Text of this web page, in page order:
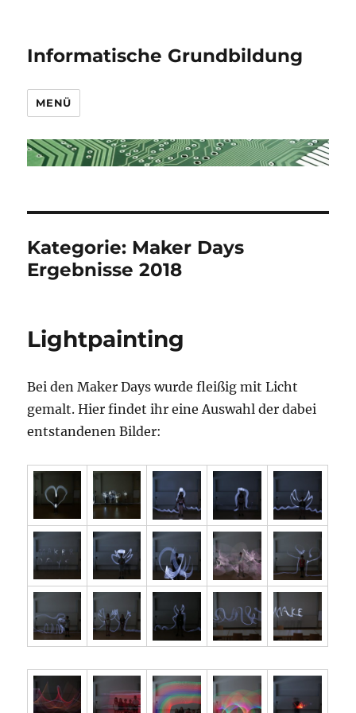
Informatische Grundbildung
MENÜ
Kategorie: Maker Days
Ergebnisse 2018
Lightpainting
Bei den Maker Days wurde fleißig mit Licht
gemalt. Hier findet ihr eine Auswahl der dabei
entstandenen Bilder: